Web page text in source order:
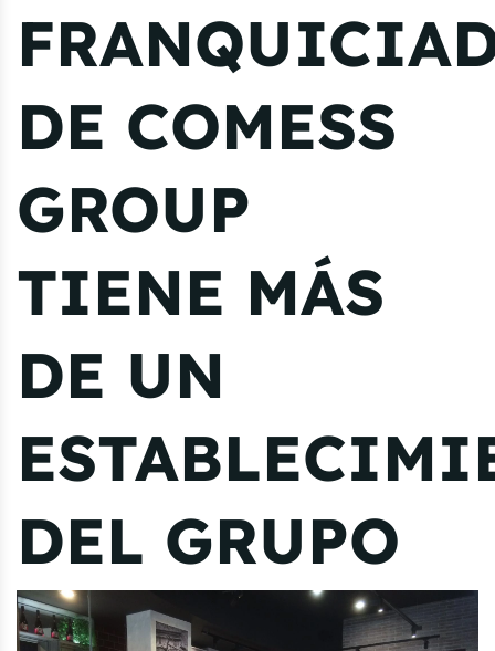
DE COMESS
GROUP
TIENE MÁS
DE UN
DEL GRUPO